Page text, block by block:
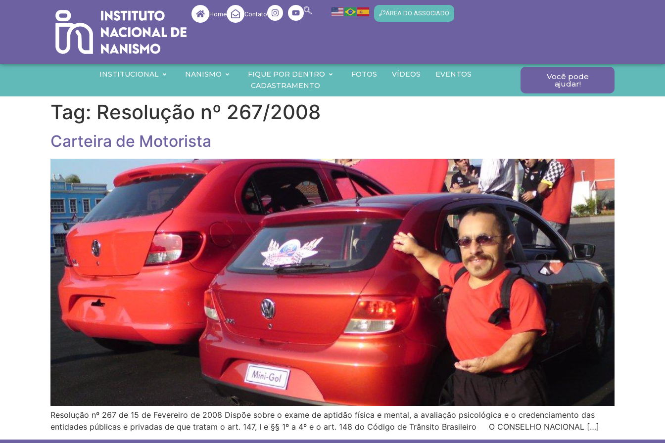
Home Contato ÁREA DO ASSOCIADO
INSTITUCIONAL NANISMO FIQUE POR DENTRO FOTOS VÍDEOS
EVENTOS
CADASTRAMENTO
Você pode
ajudar!
Tag: Resolução nº 267/2008
Carteira de Motorista
Resolução nº 267 de 15 de Fevereiro de 2008 Dispõe sobre o exame de aptidão física e mental, a avaliação psicológica e o credenciamento das
entidades públicas e privadas de que tratam o art. 147, I e §§ 1º a 4º e o art. 148 do Código de Trânsito Brasileiro O CONSELHO NACIONAL […]